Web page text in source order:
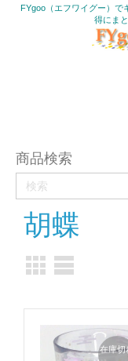
FYgoo（エフワイグー）で
得にま
商品検索
胡蝶
在庫切